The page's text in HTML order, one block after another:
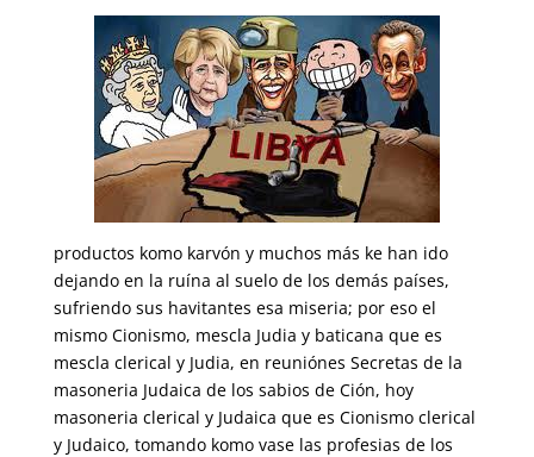
productos komo karvón y muchos más ke han ido
dejando en la ruína al suelo de los demás países,
sufriendo sus havitantes esa miseria; por eso el
mismo Cionismo, mescla Judia y baticana que es
mescla clerical y Judia, en reuniónes Secretas de la
masoneria Judaica de los sabios de Ción, hoy
masoneria clerical y Judaica que es Cionismo clerical
y Judaico, tomando komo vase las profesias de los